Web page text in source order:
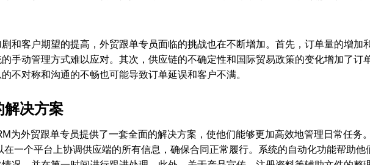
和客户期望的提高，外贸跟单专员面临的挑战也在不断增加。首先，订单量的增加
手动管理方式难以应对。其次，供应链的不确定性和国际贸易政策的变化增加了订
不对称和沟通的不畅也可能导致订单延误和客户不满。
决方案
为外贸跟单专员提供了一套全面的解决方案，使他们能够更加高效地管理日常任务
在一个平台上协调供应端的所有信息，确保合同正常履行。系统的自动化功能帮助他